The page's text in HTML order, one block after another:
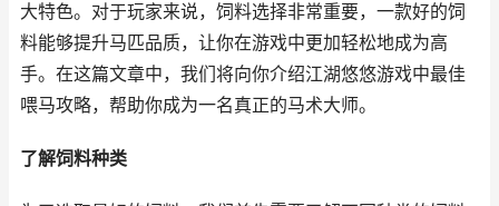
大特色。对于玩家来说，饲料选择非常重要，一款好的饲
料能够提升马匹品质，让你在游戏中更加轻松地成为高
手。在这篇文章中，我们将向你介绍江湖悠悠游戏中最佳
喂马攻略，帮助你成为一名真正的马术大师。
了解饲料种类